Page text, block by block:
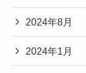
2024年8月
2024年1月